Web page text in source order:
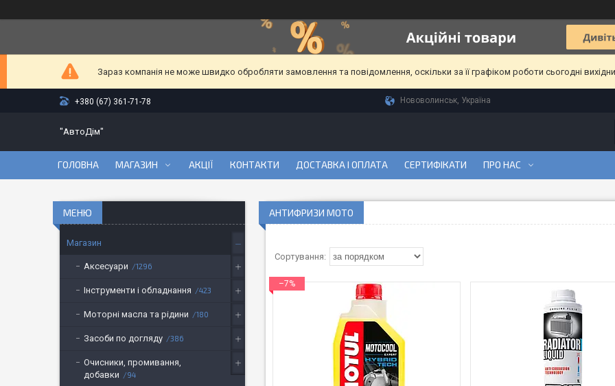
Зараз компанія не може швидко обробляти замовлення та повідомлення, оскільки за її графіком роботи сьогодні
+380 (67) 361-71-78 Нововолинськ, Україна
"АвтоДім"
ГОЛОВНА МАГАЗИН АКЦІЇ КОНТАКТИ ДОСТАВКА І ОПЛАТА СЕРТИФІКАТИ ПРО НАС
АНТИФРИЗИ МОТО
–7%
Магазин
Аксесуари 1296
Інструменти і обладнання 423
Моторні масла та рідини 180
Засоби по догляду 386
Очисники, промивання,
добавки
94